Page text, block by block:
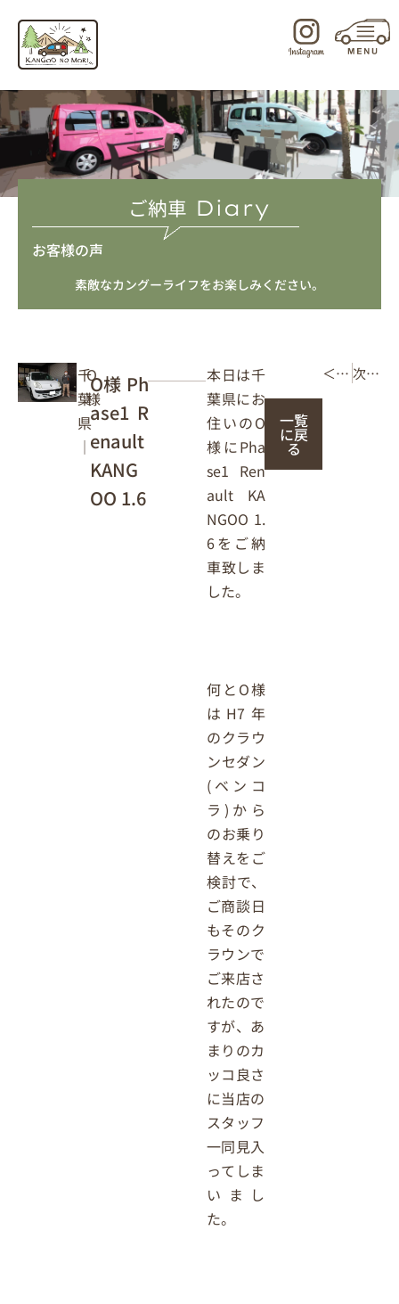
キ
ッ
プ
ご納車 Diary
お客様の声
素敵なカングーライフをお楽しみください。
千
葉
県
｜
O
様
O様 Ph
ase1 R
enault
KANG
OO 1.6
本日は千
葉県にお
住いのO
様にPha
se1 Ren
ault KA
NGOO 1.
6をご納
車致しま
した。
何とO様
はH7年
のクラウ
ンセダン
(ベンコ
ラ)から
のお乗り
替えをご
検討で、
ご商談日
もそのク
ラウンで
ご来店さ
れたので
すが、あ
まりのカ
ッコ良さ
に当店の
スタッフ
一同見入
ってしま
いまし
た。
一覧
に戻
る
＜ 前の記事 次の記事 ＞